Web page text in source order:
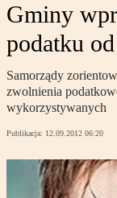
Gminy
podatku
Samorządy
zwolnienia
wykorzystywanych
Publikacja: 12.09.2012 06:20